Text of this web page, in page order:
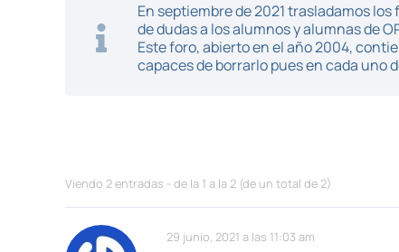
En septiembre de 2021 trasladamos
de dudas a los alumnos y alumnas de
Este foro, abierto en el año 2004,
capaces de borrarlo pues en cada uno
Viendo 2 entradas - de la 1 a la 2 (de un total de 2)
29 junio, 2021 a las 11:03 am